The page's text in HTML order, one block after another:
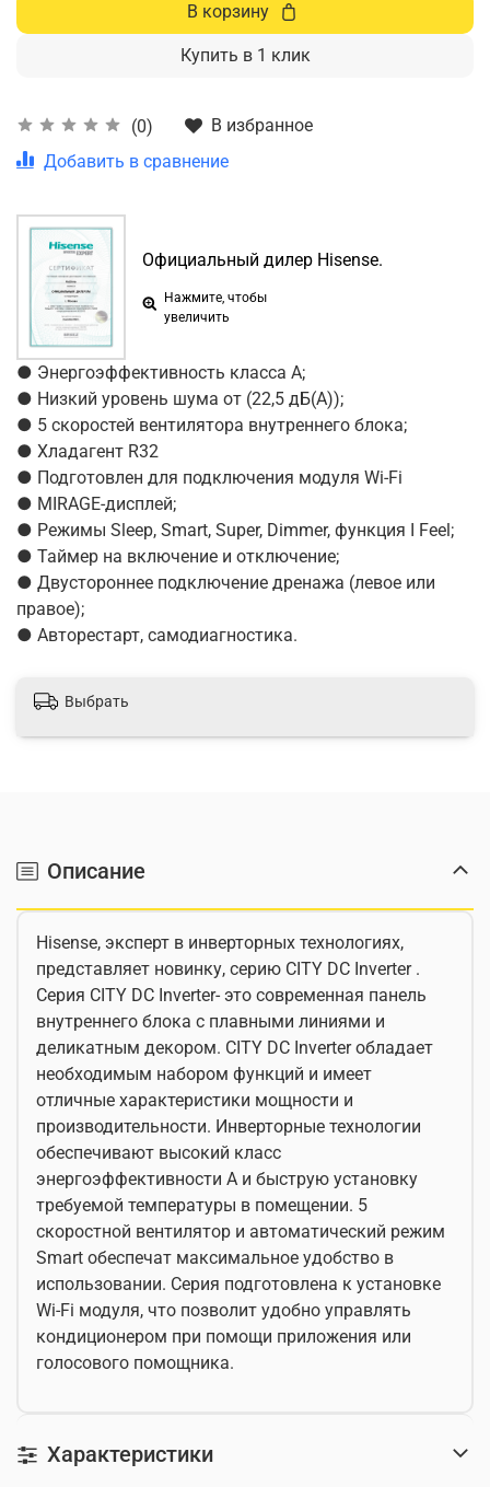
(0)
В избранное
Добавить в сравнение
В корзину
Купить в 1 клик
Официальный дилер Hisense.
Нажмите, чтобы
увеличить
● Энергоэффективность класса А;
● Низкий уровень шума от (22,5 дБ(А));
● 5 скоростей вентилятора внутреннего блока;
● Хладагент R32
● Подготовлен для подключения модуля Wi-Fi
● MIRAGE-дисплей;
● Режимы Sleep, Smart, Super, Dimmer, функция I Feel;
● Таймер на включение и отключение;
● Двустороннее подключение дренажа (левое или
правое);
● Авторестарт, самодиагностика.
Выбрать
Описание
Hisense, эксперт в инверторных технологиях,
представляет новинку, серию CITY DC Inverter .
Серия CITY DC Inverter- это современная панель
внутреннего блока с плавными линиями и
деликатным декором. CITY DC Inverter обладает
необходимым набором функций и имеет
отличные характеристики мощности и
производительности. Инверторные технологии
обеспечивают высокий класс
энергоэффективности А и быструю установку
требуемой температуры в помещении. 5
скоростной вентилятор и автоматический режим
Smart обеспечат максимальное удобство в
использовании. Серия подготовлена к установке
Wi-Fi модуля, что позволит удобно управлять
кондиционером при помощи приложения или
голосового помощника.
Характеристики